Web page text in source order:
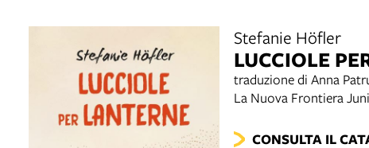
Stefanie Höfler
LUCCIOLE
traduzione di Anna
La Nuova Frontiera
CONSULTA IL